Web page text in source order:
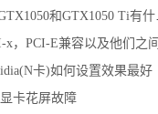
和GTX1050 Ti有什么区别？天梯图性能对
E兼容以及他们之间的区别详细图解
卡)如何设置效果最好
卡花屏故障